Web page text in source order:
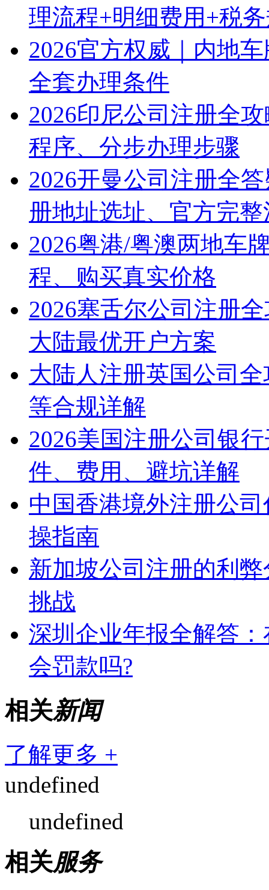
理流程+明细费用+税
2026官方权威｜内地
全套办理条件
2026印尼公司注册全
程序、分步办理步骤
2026开曼公司注册全
册地址选址、官方完
2026粤港/粤澳两地车
程、购买真实价格
2026塞舌尔公司注册
大陆最优开户方案
大陆人注册英国公司
等合规详解
2026美国注册公司银
件、费用、避坑详解
中国香港境外注册公
操指南
新加坡公司注册的利
挑战
深圳企业年报全解答
会罚款吗?
相关新闻
了解更多 +
undefined
undefined
相关服务